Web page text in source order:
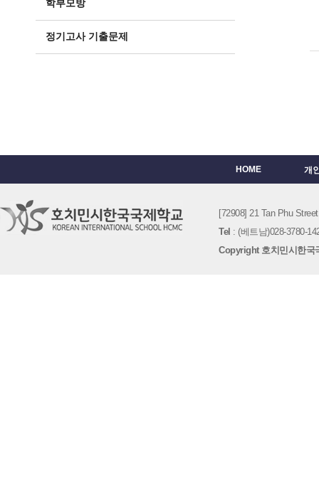
학부모방
정기고사 기출문제
HOME 개
[72908] 21 Tan Phu
Tel : (베트남)028-3780-
Copyright 호치민시한국